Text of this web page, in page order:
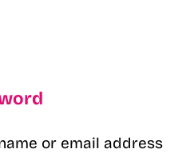
or email address